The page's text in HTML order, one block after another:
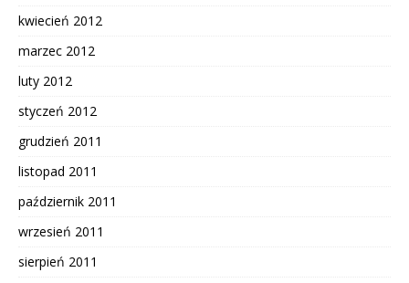
kwiecień 2012
marzec 2012
luty 2012
styczeń 2012
grudzień 2011
listopad 2011
październik 2011
wrzesień 2011
sierpień 2011